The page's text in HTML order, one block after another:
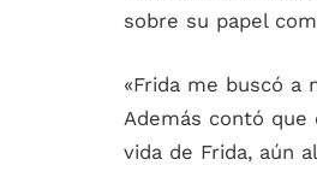
sobre su papel
«Frida me buscó a
Además contó que
vida de Frida, aún